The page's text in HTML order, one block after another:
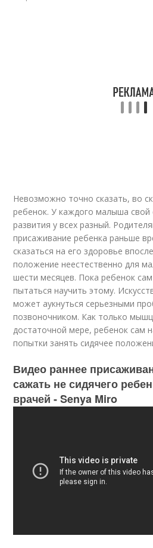
Невозможно точно сказать, во
ребенок. У каждого малыша свой
развития у всех разный.
присаживание ребенка раньше
сказаться на его здоровье
положение неестественно для
шести месяцев. Пока ребенок
пытаться научить этому.
может аукнуться серьезными
позвоночником. Как только
достаточной мере, ребенок сам
попытки занять сидячее
Видео раннее
сажать не сидячего
врачей - Senya Miro